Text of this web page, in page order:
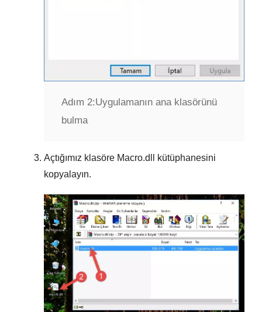
Adım 2:Uygulamanın ana klasörünü
bulma
Açtığımız klasöre Macro.dll
kütüphanesini
kopyalayın.